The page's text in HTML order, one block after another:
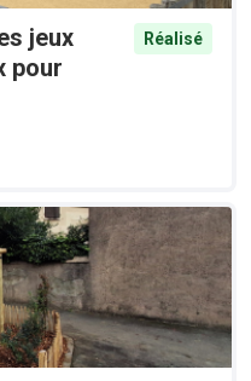
jeux
pour
Réalisé